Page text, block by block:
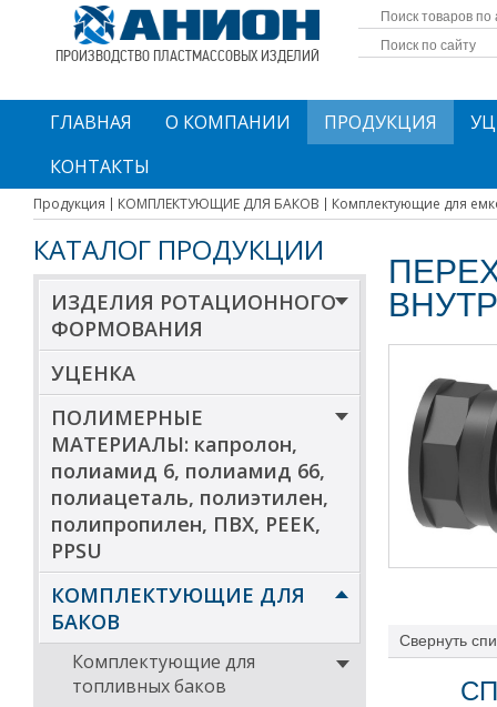
ПРОИЗВОДСТВО ПЛАСТМАССОВЫХ ИЗДЕЛИЙ
ГЛАВНАЯ О КОМПАНИИ ПРОДУКЦИЯ
КОНТАКТЫ
Продукция КОМПЛЕКТУЮЩИЕ ДЛЯ БАКОВ Комплектующие для
КАТАЛОГ ПРОДУКЦИИ
ИЗДЕЛИЯ РОТАЦИОННОГО
ФОРМОВАНИЯ
УЦЕНКА
ПОЛИМЕРНЫЕ
МАТЕРИАЛЫ: капролон,
полиамид 6, полиамид 66,
полиацеталь, полиэтилен,
полипропилен, ПВХ, PEEK,
PPSU
КОМПЛЕКТУЮЩИЕ ДЛЯ
БАКОВ
Комплектующие для
топливных баков
Свернуть